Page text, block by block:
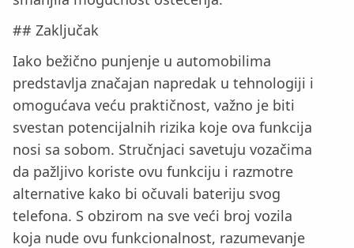
## Zaključak
Iako bežično punjenje u automobilima
predstavlja značajan napredak u tehnologiji i
omogućava veću praktičnost, važno je biti
svestan potencijalnih rizika koje ova funkcija
nosi sa sobom. Stručnjaci savetuju vozačima
da pažljivo koriste ovu funkciju i razmotre
alternative kako bi očuvali bateriju svog
telefona. S obzirom na sve veći broj vozila
koja nude ovu funkcionalnost, razumevanje